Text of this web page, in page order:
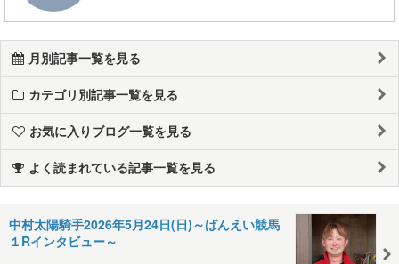
月別記事一覧を見る
カテゴリ別記事一覧を見る
お気に入りブログ一覧を見る
よく読まれている記事一覧を見る
中村太陽騎手2026年5月24日(日)～ばんえい競馬
１Rインタビュー～